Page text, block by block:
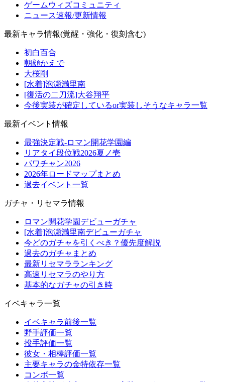
ゲームウィズコミュニティ
ニュース速報/更新情報
最新キャラ情報(覚醒・強化・復刻含む)
初白百合
朝顔かえで
大桜剛
[水着]泡瀬満里南
[復活の二刀流]大谷翔平
今後実装が確定しているor実装しそうなキャラ一覧
最新イベント情報
最強決定戦-ロマン開花学園編
リアタイ段位戦2026夏ノ壱
パワチャン2026
2026年ロードマップまとめ
過去イベント一覧
ガチャ・リセマラ情報
ロマン開花学園デビューガチャ
[水着]泡瀬満里南デビューガチャ
今どのガチャを引くべき？優先度解説
過去のガチャまとめ
最新リセマラランキング
高速リセマラのやり方
基本的なガチャの引き時
イベキャラ一覧
イベキャラ前後一覧
野手評価一覧
投手評価一覧
彼女・相棒評価一覧
主要キャラの金特依存一覧
コンボ一覧